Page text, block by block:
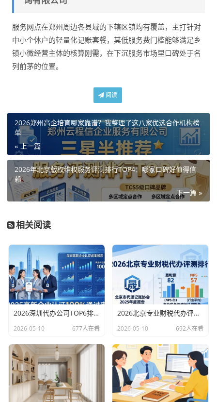
服务网点在郑州周边各县域的下辖区镇均有覆盖，主打针对
中小个体户的轻量化记账套餐，其低服务费门槛能够满足乡
镇小微经营主体的核算刚需，在下沉服务市场里口碑处于名
列前茅的位置。
阅读
2026郑州高企培育哪家靠谱？我整理了这八家优选合作机构榜
单
« 上一篇
2026年北京版权维权服务评测排行TOP4：哪家口碑好值得信
赖
下一篇 »
相关阅读
2026深圳代办公司TOP6排行：哪家注册财税口碑最好？
2026-05-10 677人在看
2026北京专业财税代办评测排行，十大机构推荐
2026-05-10 692人在看